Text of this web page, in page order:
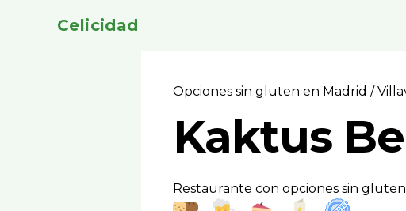
Celicidad
Opciones sin gluten en Madrid/
Kaktus
Restaurante con opciones sin